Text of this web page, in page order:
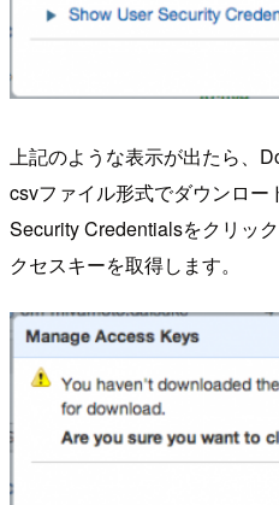
上記のような表示が出たら、
csvファイル形式でダウンロ
Security Credentialsをクリッ
クセスキーを取得します。